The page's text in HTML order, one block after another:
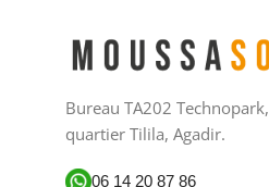
Bureau TA202 Technopark,
quartier Tilila, Agadir.
06 14 20 87 86